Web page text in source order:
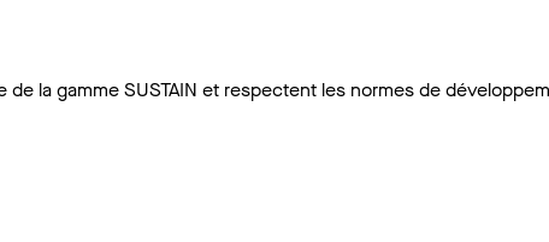
de la gamme SUSTAIN et respectent les normes de